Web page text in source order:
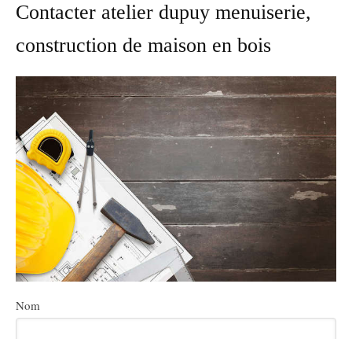
Contacter atelier dupuy menuiserie,
construction de maison en bois
Nom